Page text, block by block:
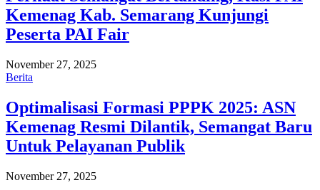
Kemenag Kab. Semarang Kunjungi
Peserta PAI Fair
November 27, 2025
Berita
Optimalisasi Formasi PPPK 2025: ASN
Kemenag Resmi Dilantik, Semangat Baru
Untuk Pelayanan Publik
November 27, 2025